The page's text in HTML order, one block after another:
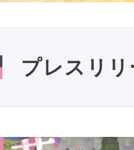
プレスリリ